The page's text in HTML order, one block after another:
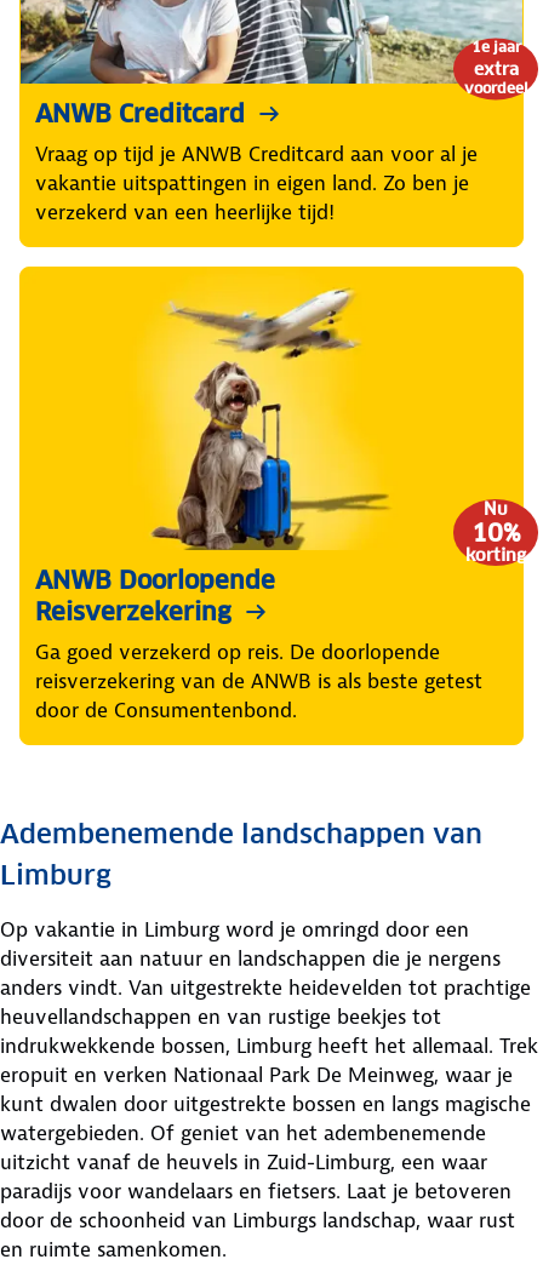
1e jaar
extra
voordeel
ANWB Creditcard
Vraag op tijd je ANWB Creditcard aan voor al je
vakantie uitspattingen in eigen land. Zo ben je
verzekerd van een heerlijke tijd!
Nu
10%
korting
ANWB Doorlopende
Reisverzekering
Ga goed verzekerd op reis. De doorlopende
reisverzekering van de ANWB is als beste getest
door de Consumentenbond.
Adembenemende landschappen van
Limburg
Op vakantie in Limburg word je omringd door een
diversiteit aan natuur en landschappen die je nergens
anders vindt. Van uitgestrekte heidevelden tot prachtige
heuvellandschappen en van rustige beekjes tot
indrukwekkende bossen, Limburg heeft het allemaal. Trek
eropuit en verken Nationaal Park De Meinweg, waar je
kunt dwalen door uitgestrekte bossen en langs magische
watergebieden. Of geniet van het adembenemende
uitzicht vanaf de heuvels in Zuid-Limburg, een waar
paradijs voor wandelaars en fietsers. Laat je betoveren
door de schoonheid van Limburgs landschap, waar rust
en ruimte samenkomen.